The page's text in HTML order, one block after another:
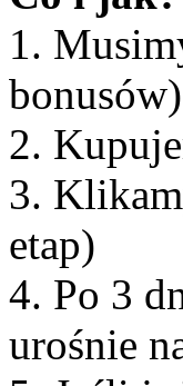
1.
bonusów)
2.
3.
etap)
4. Po 3
urośnie